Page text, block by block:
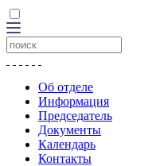
Об отделе
Информация
Председатель
Документы
Календарь
Контакты